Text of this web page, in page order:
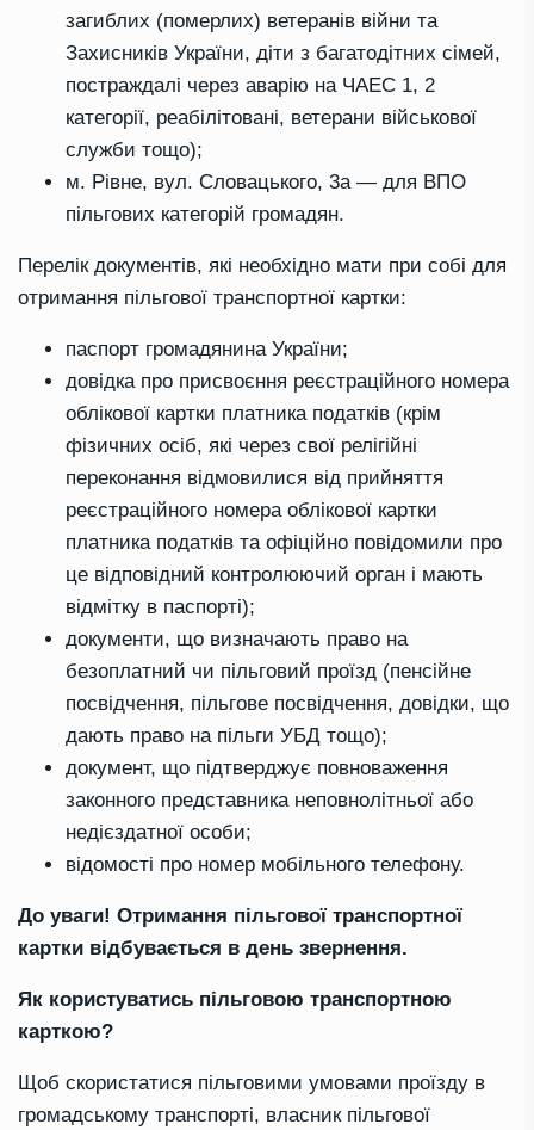
загиблих (померлих) ветеранів війни та
Захисників України, діти з багатодітних сімей,
постраждалі через аварію на ЧАЕС 1, 2
категорії, реабілітовані, ветерани військової
служби тощо);
м. Рівне, вул. Словацького, 3а — для ВПО
пільгових категорій громадян.
Перелік документів, які необхідно мати при собі для
отримання пільгової транспортної картки:
паспорт громадянина України;
довідка про присвоєння реєстраційного номера
облікової картки платника податків (крім
фізичних осіб, які через свої релігійні
переконання відмовилися від прийняття
реєстраційного номера облікової картки
платника податків та офіційно повідомили про
це відповідний контролюючий орган і мають
відмітку в паспорті);
документи, що визначають право на
безоплатний чи пільговий проїзд (пенсійне
посвідчення, пільгове посвідчення, довідки, що
дають право на пільги УБД тощо);
документ, що підтверджує повноваження
законного представника неповнолітньої або
недієздатної особи;
відомості про номер мобільного телефону.
До уваги! Отримання пільгової транспортної
картки відбувається в день звернення.
Як користуватись пільговою транспортною
карткою?
Щоб скористатися пільговими умовами проїзду в
громадському транспорті, власник пільгової